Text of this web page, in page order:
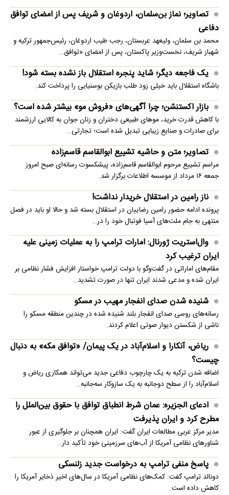
تصاویر؛ نماز بن‌سلمان، اردوغان و شریف پس از امضای توافق
دفاعی
محمد بن سلمان، ولیعهد عربستان، رجب طیب اردوغان، رئیس‌جمهور ترکیه و
شهباز شریف، نخست‌وزیر پاکستان، پس از امضای «توافق…
یک فاجعه دیگر؛ شاید پنجره استقلال باز نشده بسته شود!
باشگاه استقلال باید خیلی زود طلب بازیکن بوسنیایی را پرداخت کند.
بازار اکستنشن؛ چرا آگهی‌های «فروش مو» بیشتر شده است؟
با کاهش قدرت خرید، موهای طبیعی دختران و زنان جوان به کالایی ارزشمند
برای صادرات و صنایع زیبایی تبدیل شده است؛ تجارتی…
تصاویر؛ متن و حاشیه تشییع ابوالقاسم قاسم‌زاده
مراسم تشییع مرحوم ابوالقاسم قاسم‌زاده، پیشکسوت رسانه‌ای صبح امروز
جمعه ۱۶ مرداد از موسسه اطلاعات برگزار شد.
ناز رامین در استقلال خریدار نداشت!
پرونده ادامه حضور رامین رضاییان در استقلال بسته شد و حالا او باید در فصل
منتهی به جام ملت‌های آسیا فوتبال خود را در…
وال‌استریت ژورنال: امارات ترامپ را به عملیات زمینی علیه
ایران ترغیب کرد
مقام‌های اماراتی در گفت‌وگو با دولت ترامپ خواستار افزایش فشار نظامی بر
ایران شده و مدعی شدند ایران تنها در صورت تشدید…
شنیده شدن صدای انفجار مهیب در مسکو
رسانه‌های روسی صدای انفجار بلند شنیده شده در چندین منطقه مسکو را
ناشی از شکستن دیوار صوتی اعلام کردند.
ریاض، آنکارا و اسلام‌آباد در یک پیمان/ «توافق مکه» به دنبال
چیست؟
اضافه شدن ترکیه به یک چارچوب دفاعی جدید می‌تواند همکاری ریاض و
اسلام‌آباد را از سطح دوجانبه به یک سازوکار سه‌جانبه…
ادعای الجزیره: عمان شرط انطباق توافق با حقوق بین‌الملل را
مطرح کرد و ایران پذیرفت
مدیر مرکز عربی مطالعات ایران گفت: ایران همچنان بر جلوگیری از عبور
شناورهای نظامی آمریکا از آب‌های سرزمینی خود تأکید دار…
پاسخ منفی ترامپ به درخواست جدید زلنسکی
دونالد ترامپ گفت: کمک‌های نظامی آمریکا در سال‌های اخیر ذخایر آمریکا را
کاهش داده است.